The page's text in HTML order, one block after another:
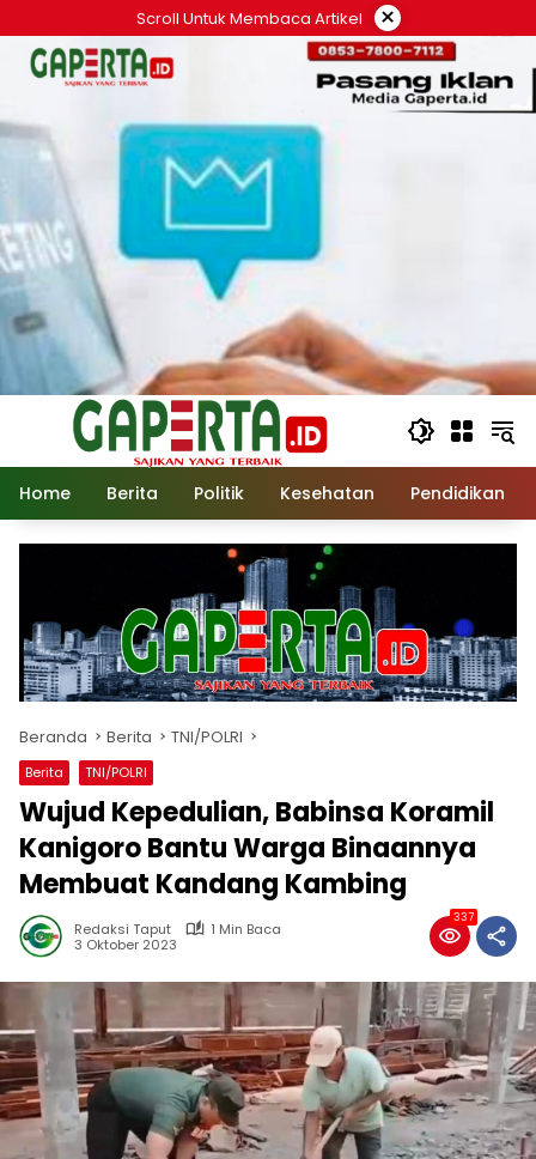
ke
konten
Scroll Untuk Membaca Artikel ×
Home Berita Politik Kesehatan Pendidikan
Beranda Berita TNI/POLRI
Berita TNI/POLRI
Wujud Kepedulian, Babinsa Koramil
Kanigoro Bantu Warga Binaannya
Membuat Kandang Kambing
Redaksi Taput
1 Min Baca
3 Oktober 2023
337